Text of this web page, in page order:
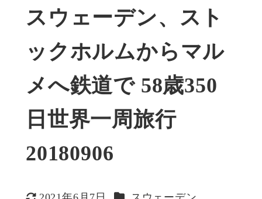
スウェーデン、スト
ックホルムからマル
メへ鉄道で 58歳350
日世界一周旅行
20180906
カテゴリー